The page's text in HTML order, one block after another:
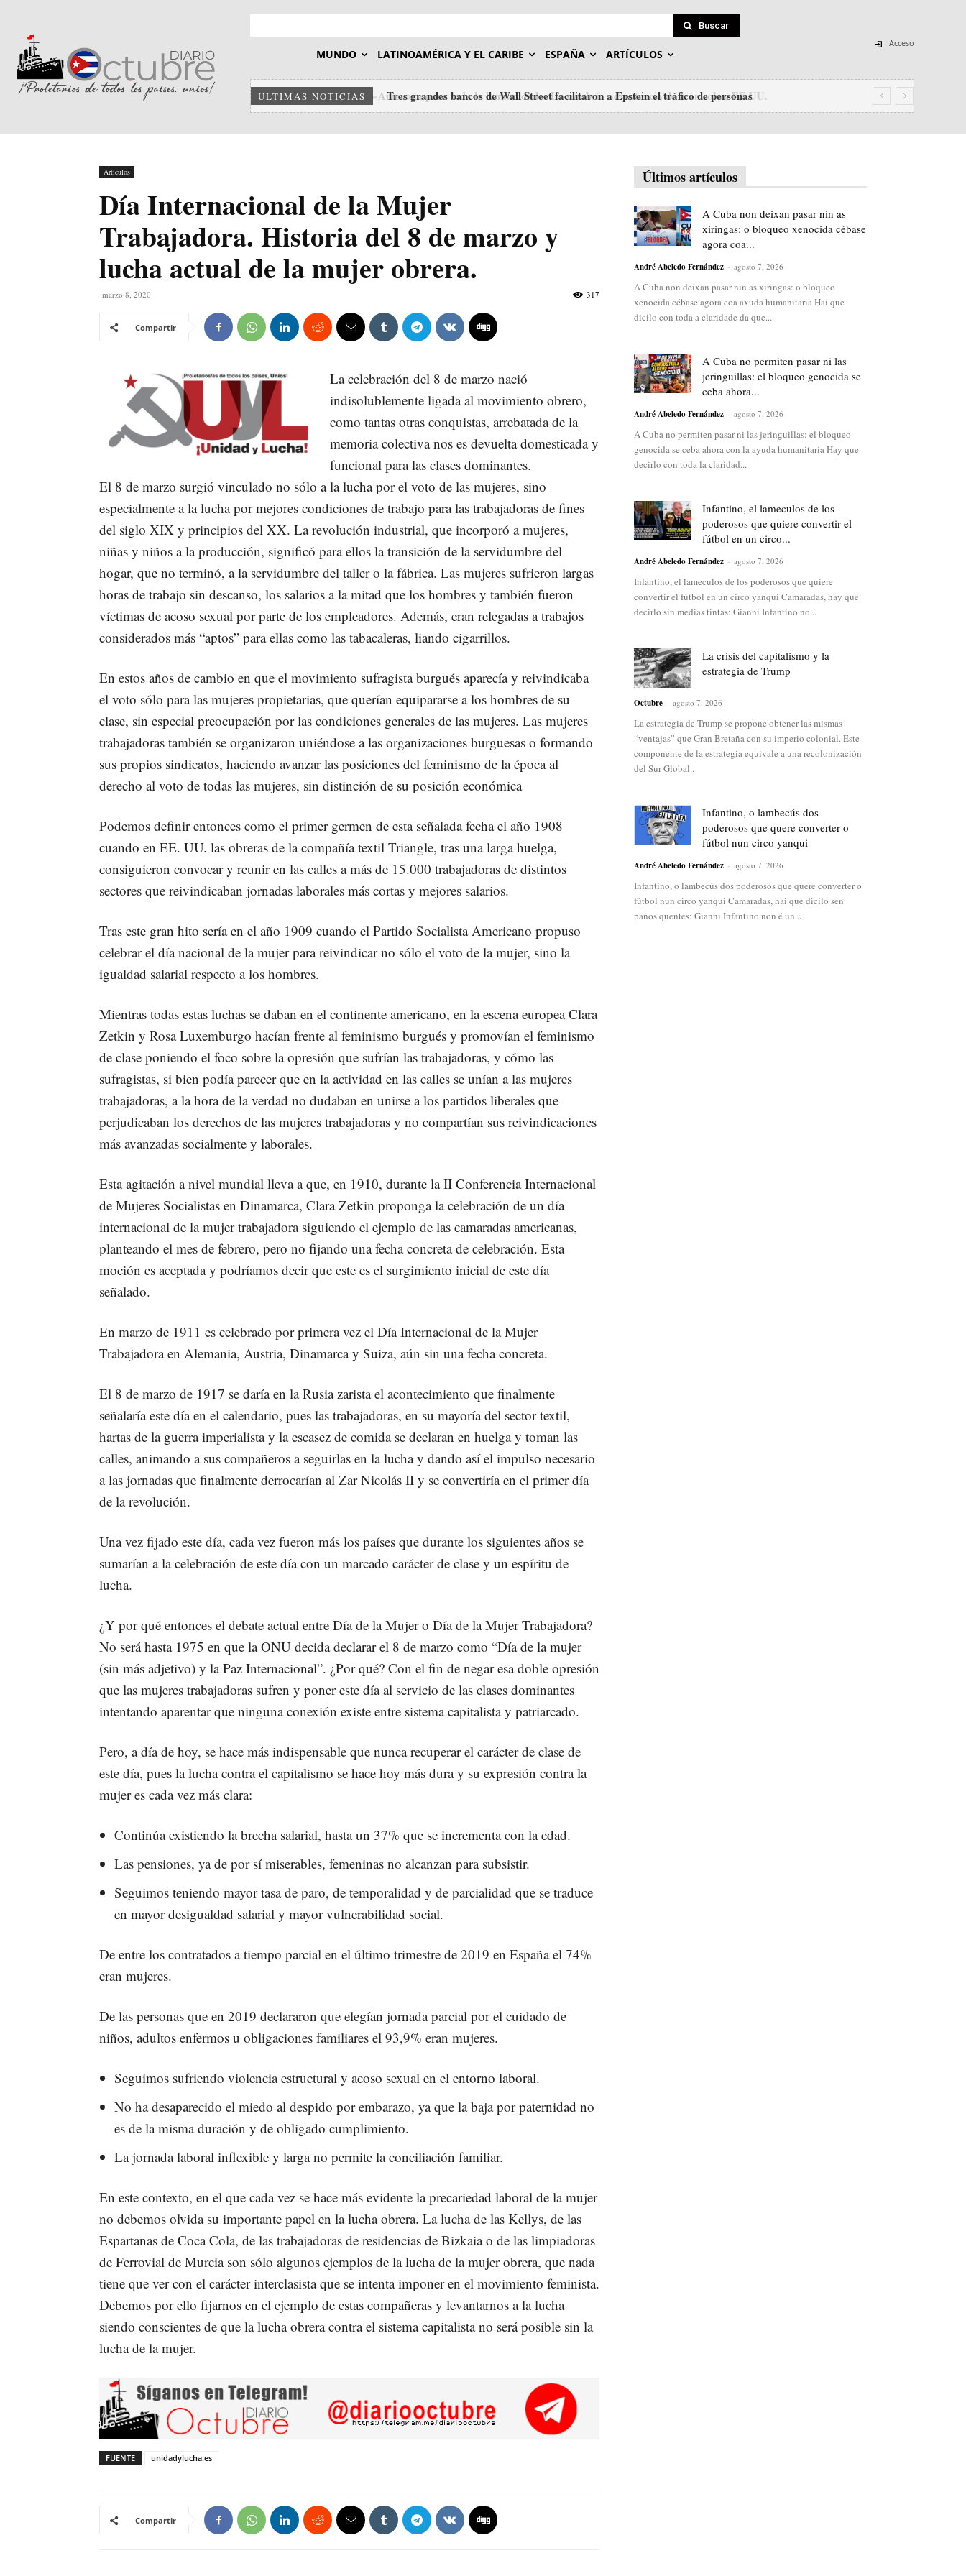
Buscar
MUNDO LATINOAMÉRICA Y EL CARIBE ESPAÑA ARTÍCULOS
Acceso
ULTIMAS NOTICIAS Tres grandes bancos de Wall Street facilitaron a Epstein el tráfico de personas
Artículos
Día Internacional de la Mujer
Trabajadora. Historia del 8 de marzo y
lucha actual de la mujer obrera.
marzo 8, 2020 317
Compartir
La celebración del 8 de marzo nació
indisolublemente ligada al movimiento obrero,
como tantas otras conquistas, arrebatada de la
memoria colectiva nos es devuelta domesticada y
funcional para las clases dominantes.
El 8 de marzo surgió vinculado no sólo a la lucha por el voto de las mujeres, sino
especialmente a la lucha por mejores condiciones de trabajo para las trabajadoras de fines
del siglo XIX y principios del XX. La revolución industrial, que incorporó a mujeres,
niñas y niños a la producción, significó para ellos la transición de la servidumbre del
hogar, que no terminó, a la servidumbre del taller o la fábrica. Las mujeres sufrieron largas
horas de trabajo sin descanso, los salarios a la mitad que los hombres y también fueron
víctimas de acoso sexual por parte de los empleadores. Además, eran relegadas a trabajos
considerados más “aptos” para ellas como las tabacaleras, liando cigarrillos.
En estos años de cambio en que el movimiento sufragista burgués aparecía y reivindicaba
el voto sólo para las mujeres propietarias, que querían equipararse a los hombres de su
clase, sin especial preocupación por las condiciones generales de las mujeres. Las mujeres
trabajadoras también se organizaron uniéndose a las organizaciones burguesas o formando
sus propios sindicatos, haciendo avanzar las posiciones del feminismo de la época al
derecho al voto de todas las mujeres, sin distinción de su posición económica
Podemos definir entonces como el primer germen de esta señalada fecha el año 1908
cuando en EE. UU. las obreras de la compañía textil Triangle, tras una larga huelga,
consiguieron convocar y reunir en las calles a más de 15.000 trabajadoras de distintos
sectores que reivindicaban jornadas laborales más cortas y mejores salarios.
Tras este gran hito sería en el año 1909 cuando el Partido Socialista Americano propuso
celebrar el día nacional de la mujer para reivindicar no sólo el voto de la mujer, sino la
igualdad salarial respecto a los hombres.
Mientras todas estas luchas se daban en el continente americano, en la escena europea Clara
Zetkin y Rosa Luxemburgo hacían frente al feminismo burgués y promovían el feminismo
de clase poniendo el foco sobre la opresión que sufrían las trabajadoras, y cómo las
sufragistas, si bien podía parecer que en la actividad en las calles se unían a las mujeres
trabajadoras, a la hora de la verdad no dudaban en unirse a los partidos liberales que
perjudicaban los derechos de las mujeres trabajadoras y no compartían sus reivindicaciones
más avanzadas socialmente y laborales.
Esta agitación a nivel mundial lleva a que, en 1910, durante la II Conferencia Internacional
de Mujeres Socialistas en Dinamarca, Clara Zetkin proponga la celebración de un día
internacional de la mujer trabajadora siguiendo el ejemplo de las camaradas americanas,
planteando el mes de febrero, pero no fijando una fecha concreta de celebración. Esta
moción es aceptada y podríamos decir que este es el surgimiento inicial de este día
señalado.
En marzo de 1911 es celebrado por primera vez el Día Internacional de la Mujer
Trabajadora en Alemania, Austria, Dinamarca y Suiza, aún sin una fecha concreta.
El 8 de marzo de 1917 se daría en la Rusia zarista el acontecimiento que finalmente
señalaría este día en el calendario, pues las trabajadoras, en su mayoría del sector textil,
hartas de la guerra imperialista y la escasez de comida se declaran en huelga y toman las
calles, animando a sus compañeros a seguirlas en la lucha y dando así el impulso necesario
a las jornadas que finalmente derrocarían al Zar Nicolás II y se convertiría en el primer día
de la revolución.
Una vez fijado este día, cada vez fueron más los países que durante los siguientes años se
sumarían a la celebración de este día con un marcado carácter de clase y un espíritu de
lucha.
¿Y por qué entonces el debate actual entre Día de la Mujer o Día de la Mujer Trabajadora?
No será hasta 1975 en que la ONU decida declarar el 8 de marzo como “Día de la mujer
(sin más adjetivo) y la Paz Internacional”. ¿Por qué? Con el fin de negar esa doble opresión
que las mujeres trabajadoras sufren y poner este día al servicio de las clases dominantes
intentando aparentar que ninguna conexión existe entre sistema capitalista y patriarcado.
Pero, a día de hoy, se hace más indispensable que nunca recuperar el carácter de clase de
este día, pues la lucha contra el capitalismo se hace hoy más dura y su expresión contra la
mujer es cada vez más clara:
Continúa existiendo la brecha salarial, hasta un 37% que se incrementa con la edad.
Las pensiones, ya de por sí miserables, femeninas no alcanzan para subsistir.
Seguimos teniendo mayor tasa de paro, de temporalidad y de parcialidad que se traduce
en mayor desigualdad salarial y mayor vulnerabilidad social.
De entre los contratados a tiempo parcial en el último trimestre de 2019 en España el 74%
eran mujeres.
De las personas que en 2019 declararon que elegían jornada parcial por el cuidado de
niños, adultos enfermos u obligaciones familiares el 93,9% eran mujeres.
Seguimos sufriendo violencia estructural y acoso sexual en el entorno laboral.
No ha desaparecido el miedo al despido por embarazo, ya que la baja por paternidad no
es de la misma duración y de obligado cumplimiento.
La jornada laboral inflexible y larga no permite la conciliación familiar.
En este contexto, en el que cada vez se hace más evidente la precariedad laboral de la mujer
no debemos olvida su importante papel en la lucha obrera. La lucha de las Kellys, de las
Espartanas de Coca Cola, de las trabajadoras de residencias de Bizkaia o de las limpiadoras
de Ferrovial de Murcia son sólo algunos ejemplos de la lucha de la mujer obrera, que nada
tiene que ver con el carácter interclasista que se intenta imponer en el movimiento feminista.
Debemos por ello fijarnos en el ejemplo de estas compañeras y levantarnos a la lucha
siendo conscientes de que la lucha obrera contra el sistema capitalista no será posible sin la
lucha de la mujer.
FUENTE unidadylucha.es
Compartir
Últimos artículos
A Cuba non deixan pasar nin as
xiringas: o bloqueo xenocida cébase
agora coa...
André Abeledo Fernández - agosto 7, 2026
A Cuba non deixan pasar nin as xiringas: o bloqueo
xenocida cébase agora coa axuda humanitaria Hai que
dicilo con toda a claridade da que...
A Cuba no permiten pasar ni las
jeringuillas: el bloqueo genocida se
ceba ahora...
André Abeledo Fernández - agosto 7, 2026
A Cuba no permiten pasar ni las jeringuillas: el bloqueo
genocida se ceba ahora con la ayuda humanitaria Hay que
decirlo con toda la claridad...
Infantino, el lameculos de los
poderosos que quiere convertir el
fútbol en un circo...
André Abeledo Fernández - agosto 7, 2026
Infantino, el lameculos de los poderosos que quiere
convertir el fútbol en un circo yanqui Camaradas, hay que
decirlo sin medias tintas: Gianni Infantino no...
La crisis del capitalismo y la
estrategia de Trump
Octubre - agosto 7, 2026
La estrategia de Trump se propone obtener las mismas
“ventajas” que Gran Bretaña con su imperio colonial. Este
componente de la estrategia equivale a una recolonización
del Sur Global .
Infantino, o lambecús dos
poderosos que quere converter o
fútbol nun circo yanqui
André Abeledo Fernández - agosto 7, 2026
Infantino, o lambecús dos poderosos que quere converter o
fútbol nun circo yanqui Camaradas, hai que dicilo sen
paños quentes: Gianni Infantino non é un...